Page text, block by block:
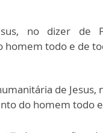
no dizer de
homem todo e de
de
do homem todo